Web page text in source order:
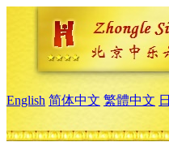
English 简体中文 繁體中文